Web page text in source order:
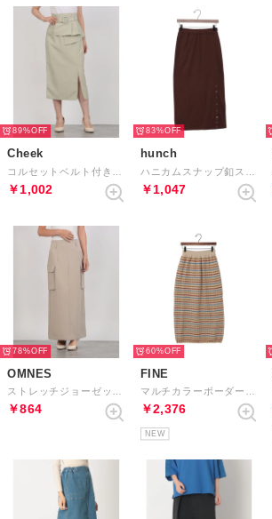
89%
Cheek
￥1,002
83%
hunch
￥1,047
78%
OMNES
￥864
60%
FINE
￥2,376
NEW